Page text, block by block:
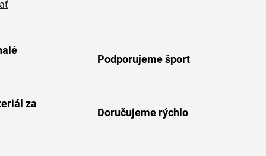
Podporujeme šport
za
Doručujeme rýchlo